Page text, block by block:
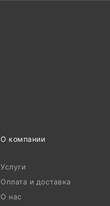
О компании
Услуги
Оплата и доставка
О нас